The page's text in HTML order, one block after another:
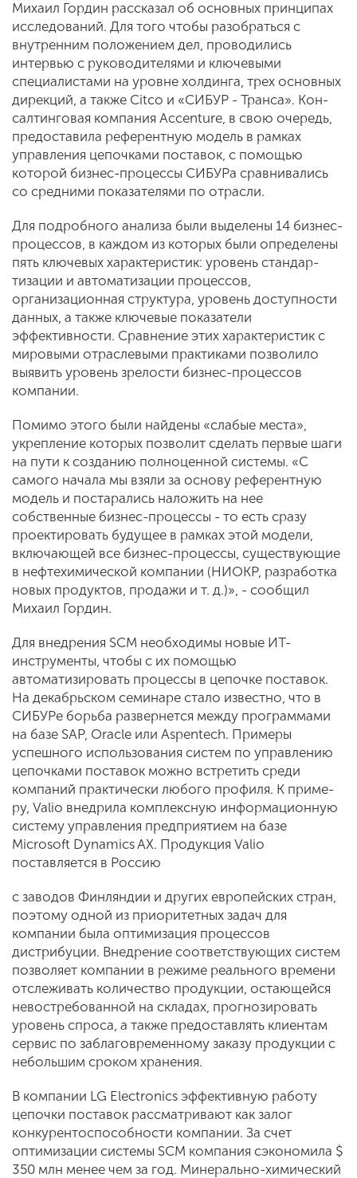
Михаил Гордин рассказал об основных принципах
ис­следований. Для того чтобы разобрать­ся с
внутренним положением дел, про­водились
интервью с руководителями и ключевыми
специалистами на уров­не холдинга, трех основных
дирекций, а также Citco и «СИБУР - Транса». Кон­
салтинговая компания Accenture, в свою очередь,
предоставила референтную модель в рамках
управления цепочками поставок, с помощью
которой бизнес-процессы СИБУРа сравнивались
со сред­ними показателями по отрасли.
Для подробного анализа были выде­лены 14 бизнес-
процессов, в каждом из которых были определены
пять ключе­вых характеристик: уровень стандар­
тизации и автоматизации процессов,
организационная структура, уровень доступности
данных, а также ключевые показатели
эффективности. Сравнение этих характеристик с
мировыми отрас­левыми практиками позволило
выявить уровень зрелости бизнес-процессов
компании.
Помимо этого были найдены «слабые места»,
укрепление которых позволит сделать первые шаги
на пути к созда­нию полноценной системы. «С
самого начала мы взяли за основу референтную
модель и постарались наложить на нее
собственные бизнес-процессы - то есть сразу
проектировать будущее в рамках этой модели,
включающей все бизнес-процессы, существующие
в нефтехими­ческой компании (НИОКР, разработка
новых продуктов, продажи и т. д.)», - со­общил
Михаил Гордин.
Для внедрения SCM необходимы новые ИТ-
инструменты, чтобы с их по­мощью
автоматизировать процессы в цепочке поставок.
На декабрьском семинаре стало известно, что в
СИБУРе борьба развернется между програм­мами
на базе SAP, Oracle или Aspentech. Примеры
успешного использования систем по управлению
цепочками по­ставок можно встретить среди
компаний практически любого профиля. К приме­
ру, Valio внедрила комплексную инфор­мационную
систему управления пред­приятием на базе
Microsoft Dynamics AX. Продукция Valio
поставляется в Россию
с заводов Финляндии и других европей­ских стран,
поэтому одной из приоритет­ных задач для
компании была оптимиза­ция процессов
дистрибуции. Внедрение соответствующих систем
позволяет ком­пании в режиме реального времени
от­слеживать количество продукции, оста­ющейся
невостребованной на складах, прогнозировать
уровень спроса, а так­же предоставлять клиентам
сервис по заблаговременному заказу продукции с
небольшим сроком хранения.
В компании LG Electronics эффектив­ную работу
цепочки поставок рассматри­вают как залог
конкурентоспособности компании. За счет
оптимизации системы SCM компания сэкономила $
350 млн ме­нее чем за год. Минерально-химический